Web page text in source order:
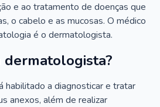
e ao tratamento de doenças que
o cabelo e as mucosas. O médico
é o dermatologista.
dermatologista?
a diagnosticar e tratar
anexos, além de realizar